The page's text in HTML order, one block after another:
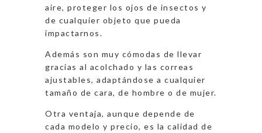
aire, proteger los ojos de insectos y
de cualquier objeto que pueda
impactarnos.
Además son muy cómodas de llevar
gracias al acolchado y las correas
ajustables, adaptándose a cualquier
tamaño de cara, de hombre o de mujer.
Otra ventaja, aunque depende de
cada modelo y precio, es la calidad de